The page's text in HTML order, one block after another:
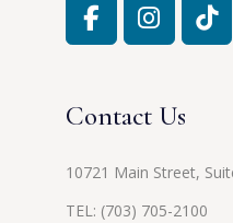
Contact Us
10721 Main Street,
TEL: (703) 705-2100